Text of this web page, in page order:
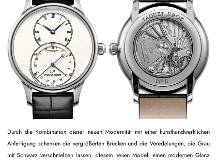
Durch die Kombination dieser neuen Modernität mit einer kunsthandwerklichen
Anfertigung schenken die vergrößerten Brücken und die Veredelungen, die Grau
mit Schwarz verschmelzen lassen, diesem neuen Modell einen modernen Glanz